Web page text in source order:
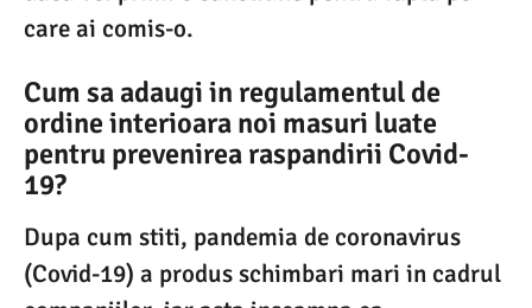
care ai comis-o.
Cum sa adaugi in regulamentul de
ordine interioara noi masuri luate
pentru prevenirea raspandirii Covid-
19?
Dupa cum stiti, pandemia de coronavirus
(Covid-19) a produs schimbari mari in cadrul